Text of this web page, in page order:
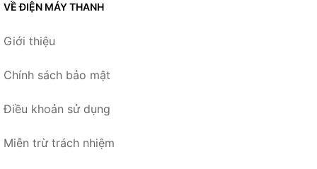
VỀ ĐIỆN MÁY THANH
Giới thiệu
Chính sách bảo mật
Điều khoản sử dụng
Miễn trừ trách nhiệm